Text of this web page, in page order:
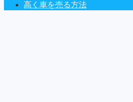
高く車を売る方法